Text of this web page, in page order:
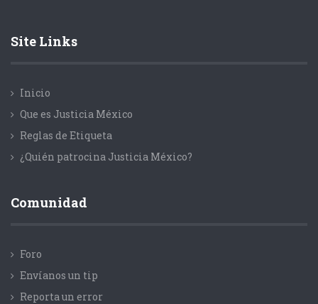
Site Links
Inicio
Que es Justicia México
Reglas de Etiqueta
¿Quién patrocina Justicia México?
Comunidad
Foro
Envíanos un tip
Reporta un error